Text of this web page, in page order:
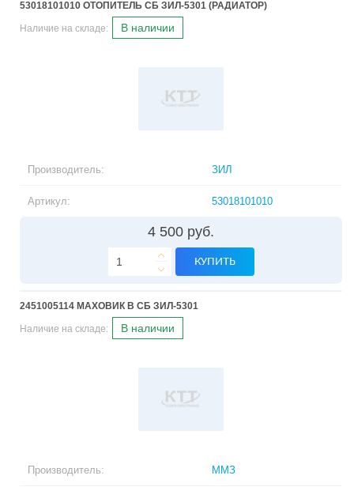
53018101010 ОТОПИТЕЛЬ СБ ЗИЛ-5301 (РАДИАТОР)
Наличие на складе: В наличии
Производитель: ЗИЛ
Артикул: 53018101010
4 500 руб.
КУПИТЬ
2451005114 МАХОВИК В СБ ЗИЛ-5301
Наличие на складе: В наличии
Производитель: ММЗ